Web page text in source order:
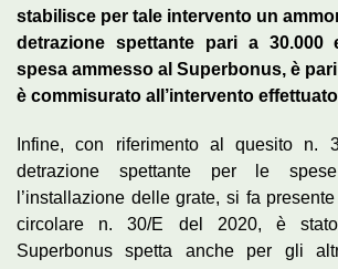
stabilisce per tale intervento un
detrazione spettante pari a
spesa ammesso al Superbonus, è pari
è commisurato all’intervento
Infine, con riferimento al quesito n.
detrazione spettante per le
l’installazione delle grate, si fa
circolare n. 30/E del 2020, è
Superbonus spetta anche per gli